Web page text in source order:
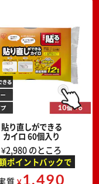
貼り直しができる
カイロ 60個入り
¥2,980 のところ
ポイントバックで
質 ¥1,490